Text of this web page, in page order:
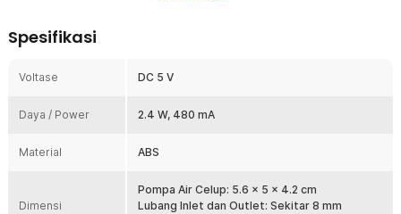
Pompa Air Submersible
sebagai pompa akuarium. Pompa air celup ini awet digunakan
baik.
Hadir dengan bentuk kecil dan juga low power consumption
akuarium, car cooling, humidifier, air conditioner, dan kebutuhan
sirkulasi air lainnya.
Spesifikasi
Voltase DC 5 V
Daya / Power 2.4 W, 480 mA
Material ABS
Dimensi
Pompa Air Celup: 5.6 x 5 x 4.2 cm
Lubang Inlet dan Outlet: Sekitar 8 mm